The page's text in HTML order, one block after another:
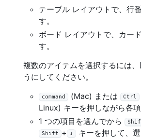
テーブル レイアウトで、行
す。
ボード レイアウトで、カー
す。
複数のアイテムを選択するには
うにしてください。
command (Mac) または Ctrl
Linux) キーを押しながら各項
1 つの項目を選んでから
Shift + ↓
キーを押して、